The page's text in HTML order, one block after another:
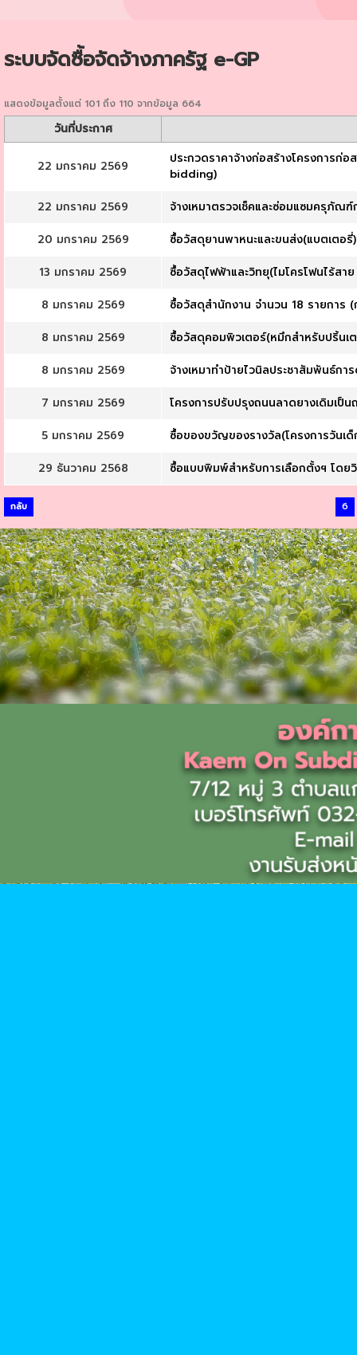
ระบบจัดซื้อจัดจ้างภาครัฐ e-GP
แสดงข้อมูลตั้งแต่ 101 ถึง 110 จากข้อมูล 664
วันที่ประกาศ
22 มกราคม 2569
ประกวดราคาจ้างก่อสร้างโครงการก่
bidding)
22 มกราคม 2569
จ้างเหมาตรวจเช็คและซ่อมแซมครุภัณ
20 มกราคม 2569
ซื้อวัสดุยานพาหนะและขนส่ง(แบตเตอ
13 มกราคม 2569
ซื้อวัสดุไฟฟ้าและวิทยุ(ไมโครโฟนไร้สา
8 มกราคม 2569
ซื้อวัสดุสำนักงาน จำนวน 18 รายการ (
8 มกราคม 2569
ซื้อวัสดุคอมพิวเตอร์(หมึกสำหรับปริ้นเต
8 มกราคม 2569
จ้างเหมาทำป้ายไวนิลประชาสัมพันธ์กา
7 มกราคม 2569
โครงการปรับปรุงถนนลาดยางเดิมเ
5 มกราคม 2569
ซื้อของขวัญของรางวัล(โครงการวันเด็
29 ธันวาคม 2568
ซื้อแบบพิมพ์สำหรับการเลือกตั้งฯ โดยวิ
กลับ 6